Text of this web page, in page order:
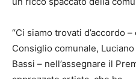
“Ci siamo trovati d’accordo
Consiglio comunale, Luciano
Bassi – nell’assegnare il